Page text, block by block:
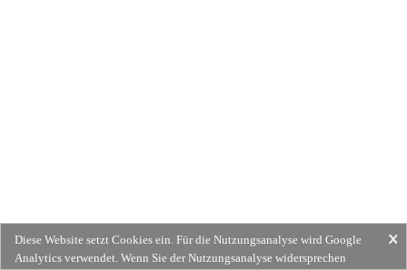
Diese Website setzt Cookies ein. Für die Nutzungsanalyse wird Google
Analytics verwendet. Wenn Sie der Nutzungsanalyse widersprechen